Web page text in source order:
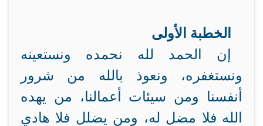
الخطبة الأولى
إن الحمد لله نحمده ونستعينه
ونستغفره، ونعوذ بالله من شرور
أنفسنا ومن سيئات أعمالنا، من يهده
الله فلا مضل له، ومن يضلل فلا هادي